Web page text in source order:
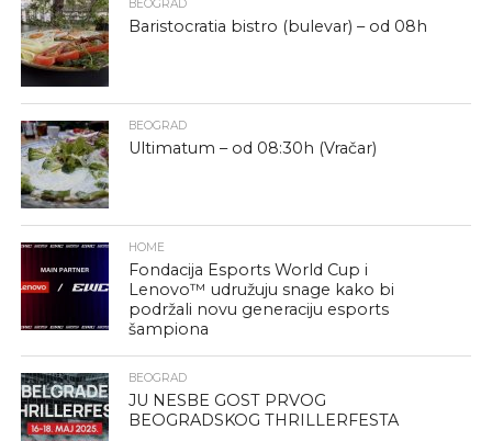
BEOGRAD
Baristocratia bistro (bulevar) – od 08h
BEOGRAD
Ultimatum – od 08:30h (Vračar)
HOME
Fondacija Esports World Cup i
Lenovo™ udružuju snage kako bi
podržali novu generaciju esports
šampiona
BEOGRAD
JU NESBE GOST PRVOG
BEOGRADSKOG THRILLERFESTA